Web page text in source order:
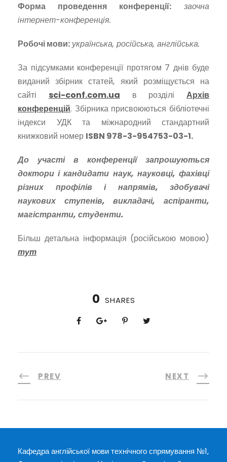
Форма проведення конференції:
заочна
інтернет-конференція.
Робочі мови: українська, російська, англійська.
За підсумками конференції протягом 7 днів буде
виданий збірник статей, який розміщується на
сайті sci-conf.com.ua в розділі Архів
конференцій. Збірника присвоюються бібліотечні
індекси УДК та міжнародний стандартний
книжковий номер ISBN 978-3-954753-03-1.
До участі в конференції запрошуються
доктори і кандидати наук, науковці, фахівці
різних профілів і напрямів, здобувачі
наукових ступенів, викладачі, аспіранти,
магістранти, студенти.
Більш детальна інформація (російською мовою)
тут
0 SHARES
PREV NEXT
Кафедра англійської мови технічного спрямування №1,